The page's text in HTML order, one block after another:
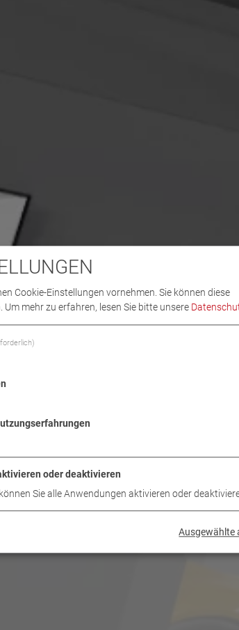
Cookie-Einstellungen vornehmen. Sie können diese
Um mehr zu erfahren, lesen Sie bitte unsere
oder deaktivieren
Sie alle Anwendungen aktivieren oder
Ausgewählte